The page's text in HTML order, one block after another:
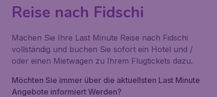
Reise nach Fidschi
Machen Sie Ihre Last Minute Reise nach Fidschi
vollständig und buchen Sie sofort ein Hotel und /
oder einen Mietwagen zu Ihrem Flugtickets dazu.
Möchten Sie immer über die aktuellsten Last Minute
Angebote informiert Werden?